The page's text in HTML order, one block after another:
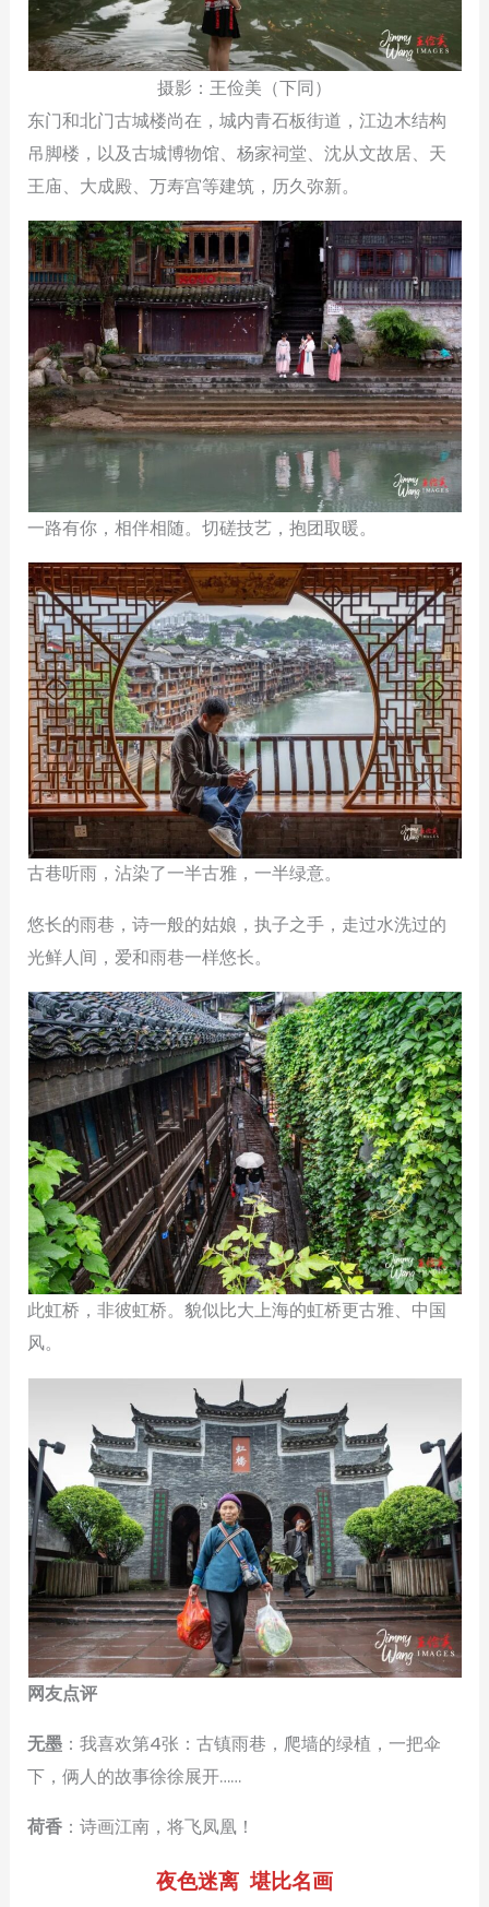
摄影：王俭美（下同）
东门和北门古城楼尚在，城内青石板街道，江边木结构
吊脚楼，以及古城博物馆、杨家祠堂、沈从文故居、天
王庙、大成殿、万寿宫等建筑，历久弥新。
一路有你，相伴相随。切磋技艺，抱团取暖。
古巷听雨，沾染了一半古雅，一半绿意。
悠长的雨巷，诗一般的姑娘，执子之手，走过水洗过的
光鲜人间，爱和雨巷一样悠长。
此虹桥，非彼虹桥。貌似比大上海的虹桥更古雅、中国
风。
网友点评
无墨 ：我喜欢第4张：古镇雨巷，爬墙的绿植，一把伞
下，俩人的故事徐徐展开……
荷香 ：诗画江南，将飞凤凰！
夜色迷离 堪比名画